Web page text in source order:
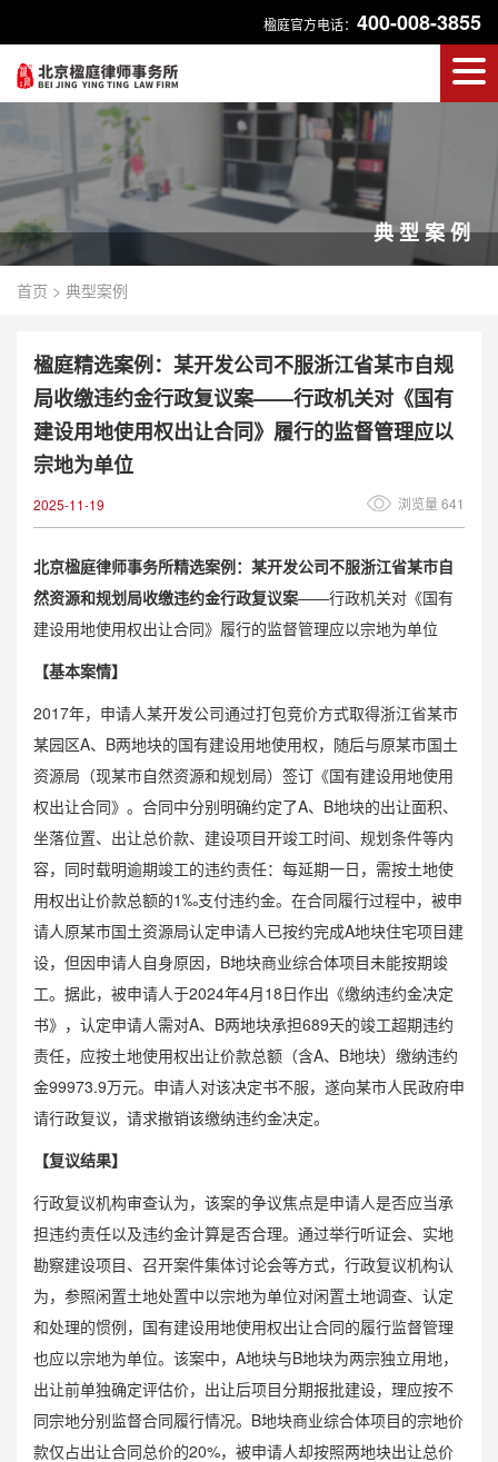
楹庭官方电话： 400-008-3855
典型案例
首页 > 典型案例
楹庭精选案例：某开发公司不服浙江省某市自规
局收缴违约金行政复议案——行政机关对《国有
建设用地使用权出让合同》履行的监督管理应以
宗地为单位
2025-11-19 浏览量 641
北京楹庭律师事务所精选案例：某开发公司不服浙江省某市自
然资源和规划局收缴违约金行政复议案——行政机关对《国有
建设用地使用权出让合同》履行的监督管理应以宗地为单位
【基本案情】
2017年，申请人某开发公司通过打包竞价方式取得浙江省某市
某园区A、B两地块的国有建设用地使用权，随后与原某市国土
资源局（现某市自然资源和规划局）签订《国有建设用地使用
权出让合同》。合同中分别明确约定了A、B地块的出让面积、
坐落位置、出让总价款、建设项目开竣工时间、规划条件等内
容，同时载明逾期竣工的违约责任：每延期一日，需按土地使
用权出让价款总额的1‰支付违约金。在合同履行过程中，被申
请人原某市国土资源局认定申请人已按约完成A地块住宅项目建
设，但因申请人自身原因，B地块商业综合体项目未能按期竣
工。据此，被申请人于2024年4月18日作出《缴纳违约金决定
书》，认定申请人需对A、B两地块承担689天的竣工超期违约
责任，应按土地使用权出让价款总额（含A、B地块）缴纳违约
金99973.9万元。申请人对该决定书不服，遂向某市人民政府申
请行政复议，请求撤销该缴纳违约金决定。
【复议结果】
行政复议机构审查认为，该案的争议焦点是申请人是否应当承
担违约责任以及违约金计算是否合理。通过举行听证会、实地
勘察建设项目、召开案件集体讨论会等方式，行政复议机构认
为，参照闲置土地处置中以宗地为单位对闲置土地调查、认定
和处理的惯例，国有建设用地使用权出让合同的履行监督管理
也应以宗地为单位。该案中，A地块与B地块为两宗独立用地，
出让前单独确定评估价，出让后项目分期报批建设，理应按不
同宗地分别监督合同履行情况。B地块商业综合体项目的宗地价
款仅占出让合同总价的20%，被申请人却按照两地块出让总价